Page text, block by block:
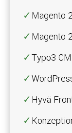
Magento
Magento
Typo3
Hyvä